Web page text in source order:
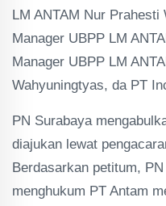
LM ANTAM Nur
Manager UBPP LM
Manager UBPP LM
Wahyuningtyas, da PT
PN Surabaya
diajukan lewat
Berdasarkan petitum,
menghukum PT Antam